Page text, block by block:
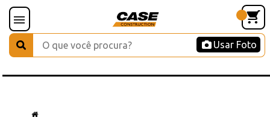
Usar Foto